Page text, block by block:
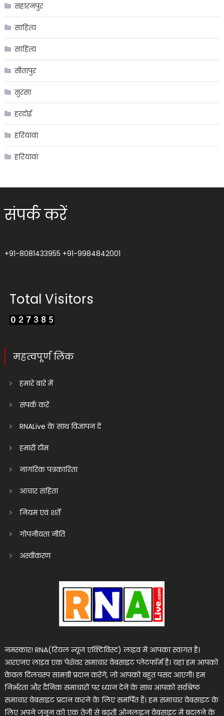
सहारनपुर
साहित्य
साहित्य
सीतापुर
सुरसा
हरदोई
हरियावां
हरियावां
संपर्क करें
+91-8081433955 +91-9984842001
Total Visitors
महत्वपूर्ण लिंक
हमारे बारे में
संपर्क करें
RNALive के साथ विज्ञापन दें
हमारी टीम
नागरिक पत्रकारिता
आचार संहिता
नियम एवं शर्तें
गोपनीयता नीति
अस्वीकरण
नमस्कार! RNA(रियल न्यूज एक्टिविस्ट) लाइव में आपका स्वागत है।
आरएनए लाइव एक पेशेवर समाचार वेबसाइट प्लेटफॉर्म है। यहां हम आपको
केवल दिलचस्प सामग्री प्रदान करेंगे, जो आपको बहुत पसंद आएगी। हम
निर्भरता और दैनिक समाचारों पर ध्यान देने के साथ आपको सर्वश्रेष्ठ
समाचार वेबसाइट प्रदान करने के लिए समर्पित हैं। हम समाचार वेबसाइट के
लिए अपने जुनून को एक तेजी से बढ़ती ऑनलाइन वेबसाइट में बदलने के